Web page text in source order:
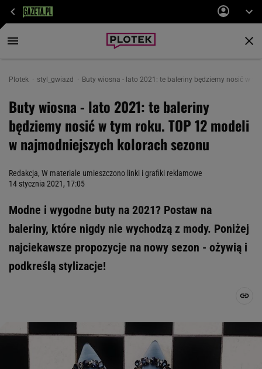
Plotek styl_gwiazd Buty wiosna - lato 2021: te baleriny będziemy nosić w
Buty wiosna - lato 2021: te baleriny
będziemy nosić w tym roku. TOP 12 modeli
w najmodniejszych kolorach sezonu
Redakcja, W materiale umieszczono linki i grafiki reklamowe
14 stycznia 2021, 17:05
Modne i wygodne buty na 2021? Postaw na
baleriny, które nigdy nie wychodzą z mody. Poniżej
najciekawsze propozycje na nowy sezon - ożywią i
podkreślą stylizacje!